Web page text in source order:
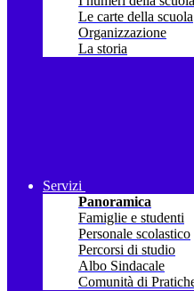
Le carte della scuola
Organizzazione
La storia
Servizi
Panoramica
Famiglie e studenti
Personale scolastico
Percorsi di studio
Albo Sindacale
Comunità di